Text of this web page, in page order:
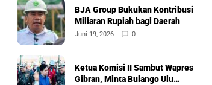
BJA Group Bukukan Kontribusi
Miliaran Rupiah bagi Daerah
Juni 19, 2026 0
Ketua Komisi II Sambut Wapres
Gibran, Minta Bulango Ulu